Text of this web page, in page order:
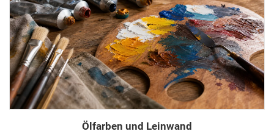
Ölfarben und Leinwand